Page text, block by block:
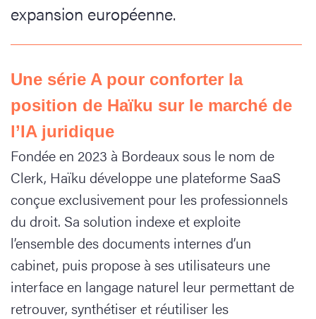
expansion européenne.
Une série A pour conforter la
position de Haïku sur le marché de
l’IA juridique
Fondée en 2023 à Bordeaux sous le nom de
Clerk, Haïku développe une plateforme SaaS
conçue exclusivement pour les professionnels
du droit. Sa solution indexe et exploite
l’ensemble des documents internes d’un
cabinet, puis propose à ses utilisateurs une
interface en langage naturel leur permettant de
retrouver, synthétiser et réutiliser les